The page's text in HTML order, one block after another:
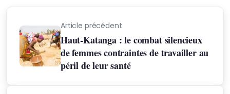
Article précédent
Haut-Katanga : le combat silencieux
de femmes contraintes de travailler au
péril de leur santé